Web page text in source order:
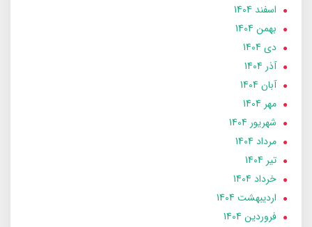
اسفند 1404
بهمن 1404
دی 1404
آذر 1404
آبان 1404
مهر 1404
شهریور 1404
مرداد 1404
تير 1404
خرداد 1404
ارديبهشت 1404
فروردین 1404